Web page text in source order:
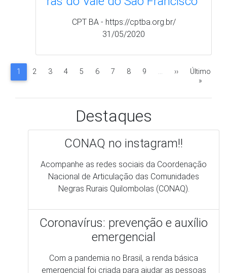
Destaques
CONAQ no instagram!!
Acompanhe as redes sociais da Coordenação
Nacional de Articulação das Comunidades
Coronavírus: prevenção e auxílio
emergencial
Com a pandemia no Brasil, a renda básica
emergencial foi criada para ajudar as pessoas
que estão passando por dificuldades
financeiras nesse período de isolamento social.
para conseguir acessar o benefício e por isso
fizemos esse comunicado para auxiliar a todos
que tem direito.
Você já sabe, mas não custa lembrar os
cuidados para evitar a proliferação do